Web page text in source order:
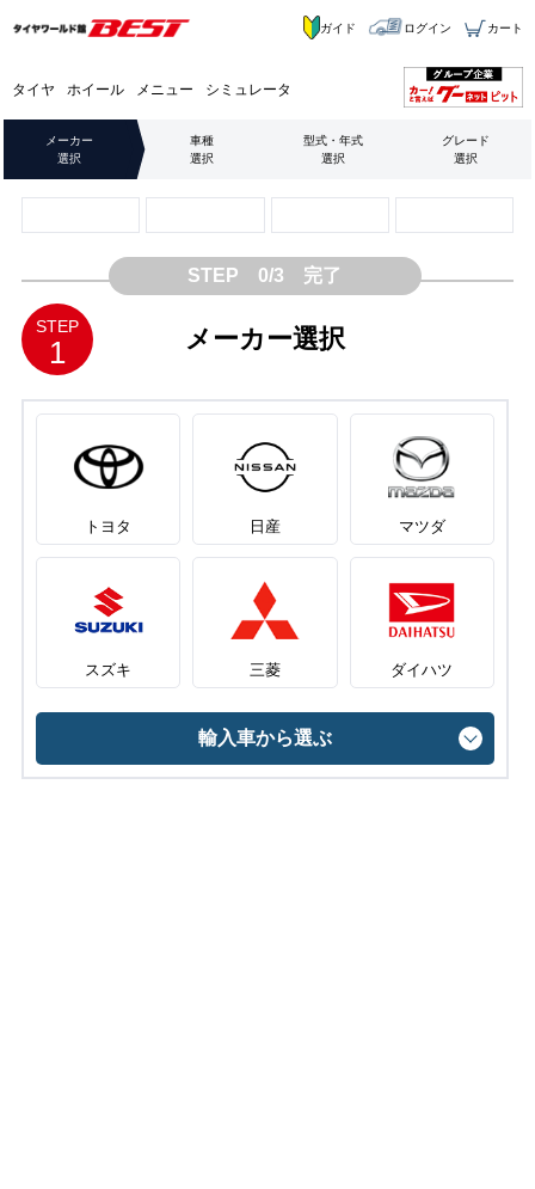
タイヤ ホイール メニュー シミュレータ
ガイド ログイン カート
メーカー
選択
車種
選択
型式・年式
選択
グレード
選択
STEP 0/3 完了
STEP
1 メーカー選択
トヨタ 日産 マツダ
スズキ 三菱 ダイハツ
輸入車から選ぶ